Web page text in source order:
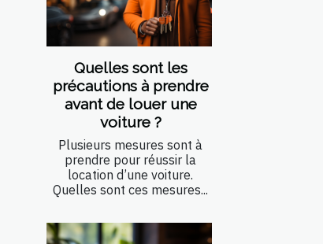
Quelles sont les
précautions à prendre
avant de louer une
voiture ?
Plusieurs mesures sont à
prendre pour réussir la
location d’une voiture.
Quelles sont ces mesures...